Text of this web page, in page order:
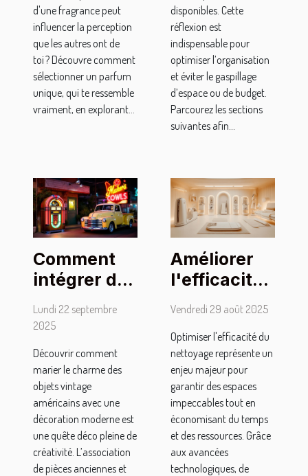
d'une fragrance peut
influencer la perception
que les autres ont de
toi ? Découvre comment
sélectionner un parfum
unique, qui te ressemble
vraiment, en explorant...
disponibles. Cette
réflexion est
indispensable pour
optimiser l’organisation
et éviter le gaspillage
d’espace ou de budget.
Parcourez les sections
suivantes afin...
Comment
intégrer des
objets
vintage
dans une
décoration
moderne ?
Lundi 22 septembre
2025
Découvrir comment
marier le charme des
objets vintage
américains avec une
décoration moderne est
une quête déco pleine de
créativité. L’association
de pièces anciennes et
Améliorer
l'efficacité
du
techniques
et outils
modernes
Vendredi 29 août 2025
Optimiser l'efficacité du
nettoyage représente un
enjeu majeur pour
garantir des espaces
impeccables tout en
économisant du temps
et des ressources. Grâce
aux avancées
technologiques, de